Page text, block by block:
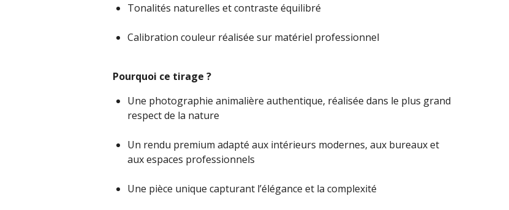
Tonalités naturelles et contraste équilibré
Calibration couleur réalisée sur matériel professionnel
Pourquoi ce tirage ?
Une photographie animalière authentique, réalisée dans le plus grand
respect de la nature
Un rendu premium adapté aux intérieurs modernes, aux bureaux et
aux espaces professionnels
Une pièce unique capturant l’élégance et la complexité